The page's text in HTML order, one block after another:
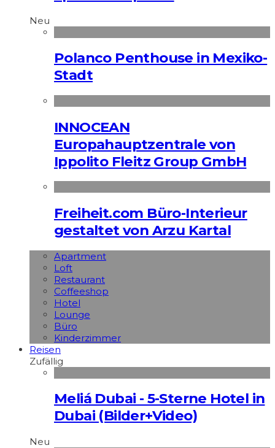
Neu
Polanco Penthouse in Mexiko-
Stadt
INNOCEAN
Europahauptzentrale von
Ippolito Fleitz Group GmbH
Freiheit.com Büro-Interieur
gestaltet von Arzu Kartal
Apart­ment
Loft
Restaurant
Coffeeshop
Hotel
Lounge
Büro
Kinderzimmer
Reisen
Zufällig
Meliá Dubai - 5-Sterne Hotel in
Dubai (Bilder+Video)
Neu